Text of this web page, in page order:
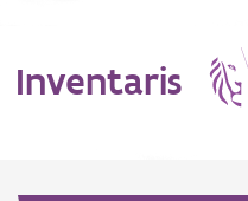
Inventaris